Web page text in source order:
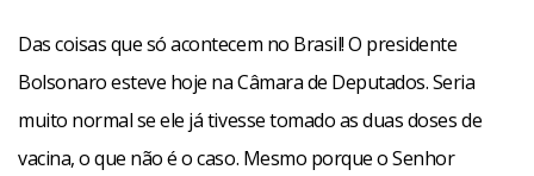
Das coisas que só acontecem no Brasil! O presidente
Bolsonaro esteve hoje na Câmara de Deputados. Seria
muito normal se ele já tivesse tomado as duas doses de
vacina, o que não é o caso. Mesmo porque o Senhor